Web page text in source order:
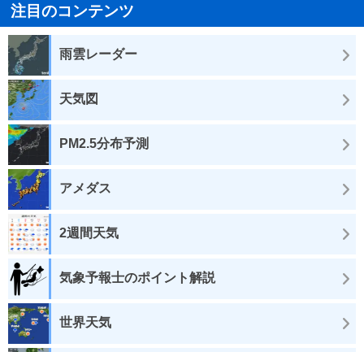
注目のコンテンツ
雨雲レーダー
天気図
PM2.5分布予測
アメダス
2週間天気
気象予報士のポイント解説
世界天気